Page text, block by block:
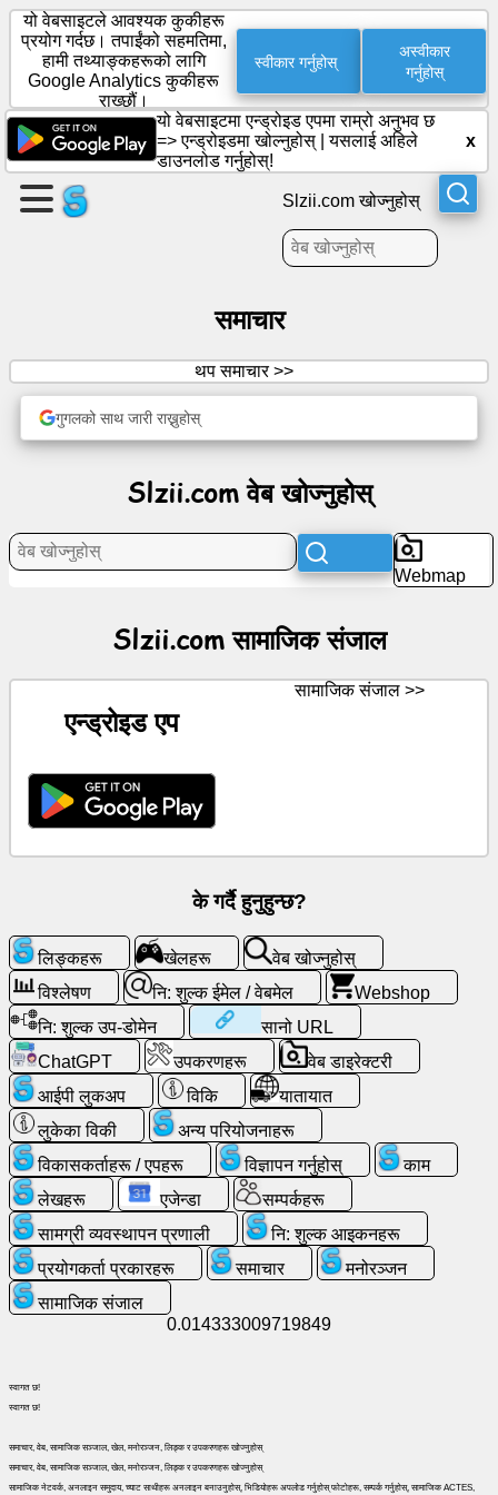
पृष्ठ
बनाउनुहोस्
समूह
बनाउनुहोस्
एजेन्डा
मनोरञ्जन
समाचार
ChatGPT
सम्पर्कहरू
वेब
खोज्नुहोस्
नि:
शुल्क
ईमेल
/
वेबमेल
विश्लेषण
Webshop
विकासकर्ताहरू
/
उपकरणहरू
काम
यो वेबसाइटले आवश्यक कुकीहरू
प्रयोग गर्दछ। तपाईंको सहमतिमा,
हामी तथ्याङ्कहरूको लागि
Google Analytics कुकीहरू
राख्छौं।
स्वीकार गर्नुहोस्
अस्वीकार
गर्नुहोस्
यो वेबसाइटमा एन्ड्रोइड एपमा राम्रो अनुभव छ
=>एन्ड्रोइडमा खोल्नुहोस् |यसलाई अहिले
डाउनलोड गर्नुहोस्!
x
Slzii.com खोज्नुहोस्
समाचार
थप समाचार >>
गुगलको साथ जारी राख्नुहोस्
Slzii.com वेब खोज्नुहोस्
Webmap
Slzii.com सामाजिक संजाल
एन्ड्रोइड एप
सामाजिक संजाल >>
के गर्दै हुनुहुन्छ?
लिङ्कहरू खेलहरू
वेब खोज्नुहोस्
विश्लेषण
नि: शुल्क ईमेल / वेबमेल
Webshop
नि: शुल्क उप-डोमेन
सानो URL
ChatGPT
उपकरणहरू
वेब डाइरेक्टरी
आईपी ​​लुकअप
विकि
यातायात
लुकेका विकी
अन्य परियोजनाहरू
विकासकर्ताहरू / एपहरू
विज्ञापन गर्नुहोस्
काम
लेखहरू
एजेन्डा
सम्पर्कहरू
सामग्री व्यवस्थापन प्रणाली
नि: शुल्क आइकनहरू
प्रयोगकर्ता प्रकारहरू
समाचार
मनोरञ्जन
सामाजिक संजाल
0.014333009719849
स्वागत छ!
स्वागत छ!
समाचार, वेब, सामाजिक सञ्जाल, खेल, मनोरञ्जन, लिङ्क र उपकरणहरू खोज्नुहोस्
समाचार, वेब, सामाजिक सञ्जाल, खेल, मनोरञ्जन, लिङ्क र उपकरणहरू खोज्नुहोस्
सामाजिक नेटवर्क, अनलाइन समुदाय, च्याट साथीहरू अनलाइन बनाउनुहोस्, भिडियोहरू अपलोड गर्नुहोस् फोटोहरू, सम्पर्क गर्नुहोस्, सामाजिक ACTES,